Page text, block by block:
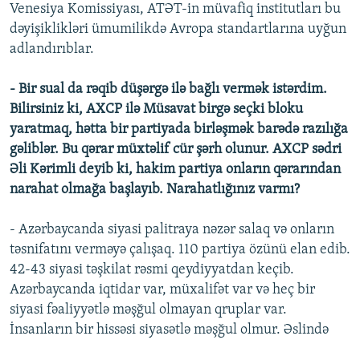
Venesiya Komissiyası, ATƏT-in müvafiq institutları bu
dəyişiklikləri ümumilikdə Avropa standartlarına uyğun
adlandırıblar.
- Bir sual da rəqib düşərgə ilə bağlı vermək istərdim.
Bilirsiniz ki, AXCP ilə Müsavat birgə seçki bloku
yaratmaq, hətta bir partiyada birləşmək barədə razılığa
gəliblər. Bu qərar müxtəlif cür şərh olunur. AXCP sədri
Əli Kərimli deyib ki, hakim partiya onların qərarından
narahat olmağa başlayıb. Narahatlığınız varmı?
- Azərbaycanda siyasi palitraya nəzər salaq və onların
təsnifatını verməyə çalışaq. 110 partiya özünü elan edib.
42-43 siyasi təşkilat rəsmi qeydiyyatdan keçib.
Azərbaycanda iqtidar var, müxalifət var və heç bir
siyasi fəaliyyətlə məşğul olmayan qruplar var.
İnsanların bir hissəsi siyasətlə məşğul olmur. Əslində